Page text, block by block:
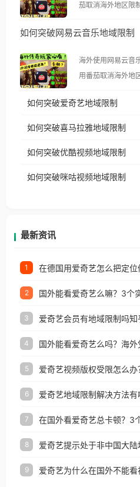
茄取消海外地区限制。 当在海外打开腾讯视频
示语。 海外用户如香港、澳门、台湾、美国、加拿
像其他音乐平台一
仅能在中国大陆地区播放。 遇到这个
使用番茄回国加速
台湾、美国、加拿
权限制所困扰。
如何突破网易云音乐地域限制
海外使用网易云音
用番茄取消海外地区限制。 当在海
播放”的提示语。 海外用户如香港、澳门、台湾、美
国、加拿大、澳大
制问题，且仅能在中国大
户收听网易云音乐
如何突破爱奇艺地域限制
如何突破喜马拉雅地域限制
如何突破优酷视频地域限制
如何突破咪咕视频地域限制
最新资讯
1
2
3
4
5
6
7
8
9